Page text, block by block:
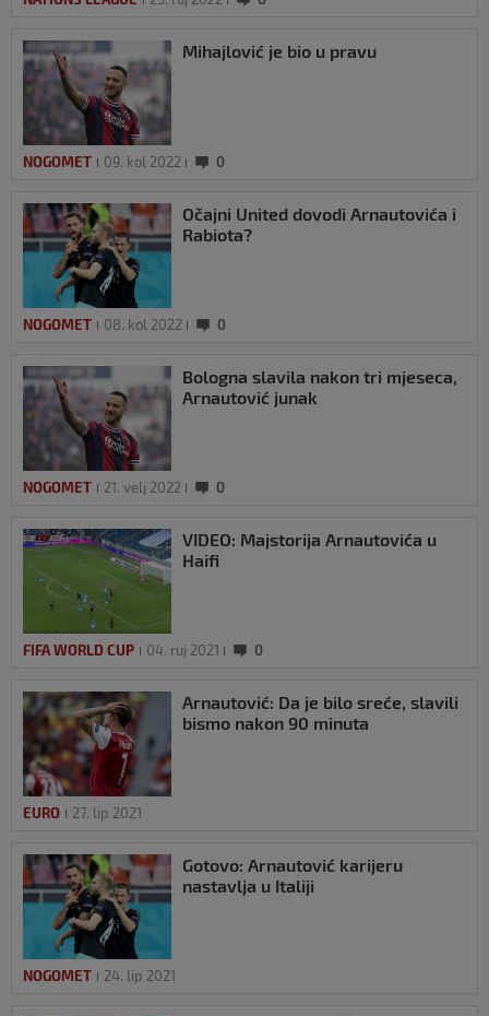
Mihajlović je bio u pravu
NOGOMET 09. kol 2022 0
Očajni United dovodi Arnautovića i
Rabiota?
NOGOMET 08. kol 2022 0
Bologna slavila nakon tri mjeseca,
Arnautović junak
NOGOMET 21. velj 2022 0
VIDEO: Majstorija Arnautovića u
Haifi
FIFA WORLD CUP 04. ruj 2021 0
Arnautović: Da je bilo sreće, slavili
bismo nakon 90 minuta
EURO 27. lip 2021
Gotovo: Arnautović karijeru
nastavlja u Italiji
NOGOMET 24. lip 2021